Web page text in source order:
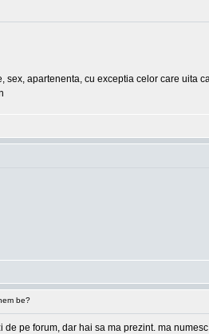
apartenenta, cu exceptia celor care uita
be?
pe forum, dar hai sa ma prezint. ma